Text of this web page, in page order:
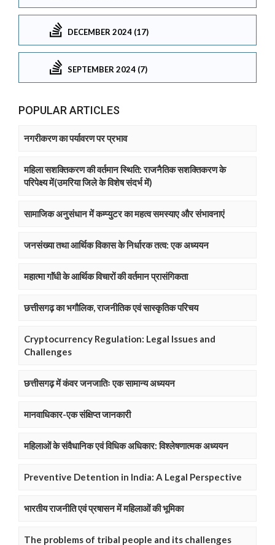
DECEMBER 2024 (17)
SEPTEMBER 2024 (7)
POPULAR ARTICLES
नगरीकरण का पर्यावरण पर प्रभाव
महिला सशक्तिकरण की वर्तमान स्थिति: राजनैतिक सशक्तिकरण के
परिपेक्ष्य में(उमरिया जिले के विशेष संदर्भ में)
सामाजिक अनुसंधान में कम्प्युटर का महत्व समस्याए और संभावनाएं
जनसंख्या तथा आर्थिक विकास के निर्धारक तत्व: एक अध्ययन
महात्मा गाॅंधी के आर्थिक विचारों की वर्तमान प्रासंगिकता
छत्तीसगढ़ का भगौलिक, राजनीतिक एवं सास्कृतिक परिचय
Cryptocurrency Regulation: Legal Issues and
Challenges
छत्तीसगढ़ में कंवर जनजातिः एक सामान्य अध्ययन
मानवाधिकार-एक संक्षिप्त जानकारी
महिलाओं के संवैधानिक एवं विधिक अधिकार: विश्लेषणात्मक अध्ययन
Preventive Detention in India: A Legal Perspective
भारतीय राजनीति एवं प्रषासन में महिलाओं की भूमिका
The problems of tribal people and its challenges